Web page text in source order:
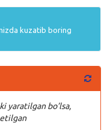
kuzatib boring
yaratilgan bo’lsa,